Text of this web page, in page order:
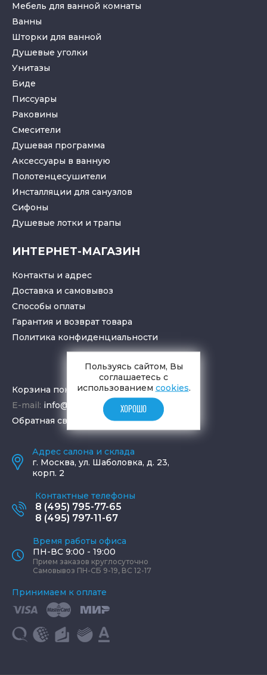
Мебель для ванной комнаты
Ванны
Шторки для ванной
Душевые уголки
Унитазы
Биде
Писсуары
Раковины
Смесители
Душевая программа
Аксессуары в ванную
Полотенцесушители
Инсталляции для санузлов
Cифоны
Душевые лотки и трапы
ИНТЕРНЕТ-МАГАЗИН
Контакты и адрес
Доставка и самовывоз
Способы оплаты
Гарантия и возврат товара
Политика конфиденциальности
Корзина покупок
E-mail: info@aquamir.ru
Обратная связь
Адрес салона и склада
г. Москва, ул. Шаболовка, д. 23,
корп. 2
Контактные телефоны
8 (495) 795-77-65
8 (495) 797-11-67
Время работы офиса
ПН-ВС 9:00 - 19:00
Прием заказов круглосуточно
Самовывоз ПН-СБ 9-19, ВС 12-17
Принимаем к оплате
Пользуясь сайтом, Вы
соглашаетесь с
использованием cookies.
ХОРОШО